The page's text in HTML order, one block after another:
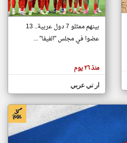
تغيير الدولة
اخبار جزر القمر على مدار الساعة
أهم اخبار جزر القمر العاجلة والمباشرة
بينهم ممثلو 7 دول عربية.. 13
عضوا في مجلس "الفيفا" ...
منذ ٢٦ يوم
ار تي عربي
klyoum.com